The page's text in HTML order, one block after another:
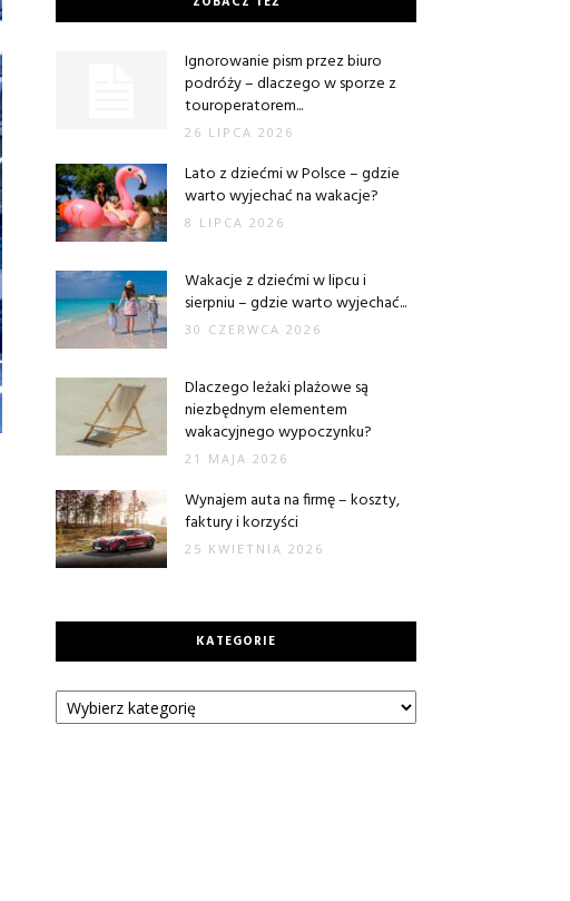
Ignorowanie pism przez biuro
podróży – dlaczego w sporze z
touroperatorem...
26 LIPCA 2026
Lato z dziećmi w Polsce – gdzie
warto wyjechać na wakacje?
8 LIPCA 2026
Wakacje z dziećmi w lipcu i
sierpniu – gdzie warto wyjechać...
30 CZERWCA 2026
Dlaczego leżaki plażowe są
niezbędnym elementem
wakacyjnego wypoczynku?
21 MAJA 2026
Wynajem auta na firmę – koszty,
faktury i korzyści
25 KWIETNIA 2026
KATEGORIE
Kategorie